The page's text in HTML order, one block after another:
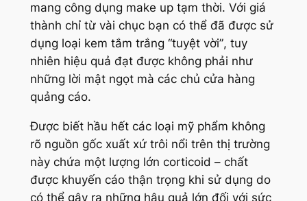
mang công dụng make up tạm thời. Với giá
thành chỉ từ vài chục bạn có thể đã được sử
dụng loại kem tắm trắng “tuyệt vời”, tuy
nhiên hiệu quả đạt được không phải như
những lời mật ngọt mà các chủ cửa hàng
quảng cáo.
Được biết hầu hết các loại mỹ phẩm không
rõ nguồn gốc xuất xứ trôi nổi trên thị trường
này chứa một lượng lớn corticoid – chất
được khuyến cáo thận trọng khi sử dụng do
có thể gây ra những hậu quả lớn đối với sức